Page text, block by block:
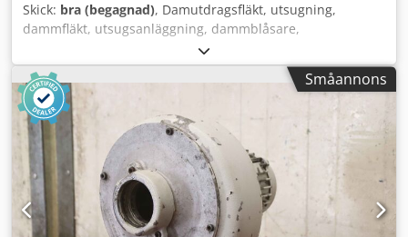
Skick: bra (begagnad), Damutdragsfläkt, utsugning,
dammfläkt, utsugsanläggning, dammblåsare,
dammutdragsenhet, svetsrökfilter, utsugning av svetsrök,
rökgasfläkt, utsugsfilteranläggning -Tillverkare: Oelde,
utsugsanläggning, utsugsfilteranläggning Typ storlek 16 -
Luftkapacitet: 22 m³/min -Motor: 1,85 kW -Varvtal: 2890
varv/min Crjdpjryalijfx Ahlsf -Delkomponenter: se bilder -
Mått: 870/480/H1250 mm -Vikt: 100 kg
Småannons